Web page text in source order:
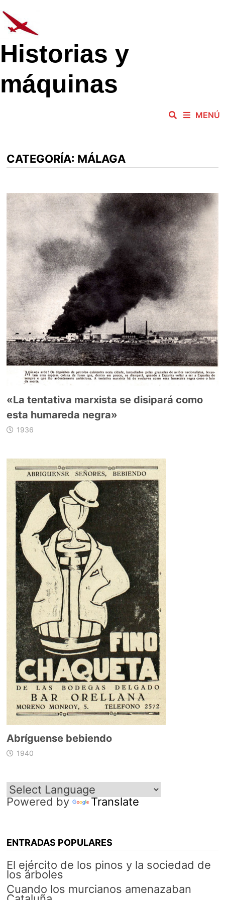
al
contenido
Historias y
máquinas
MENÚ
CATEGORÍA: MÁLAGA
«La tentativa marxista se disipará como
esta humareda negra»
1936
Abríguense bebiendo
1940
Powered by Translate
ENTRADAS POPULARES
El ejército de los pinos y la sociedad de
los árboles
Cuando los murcianos amenazaban